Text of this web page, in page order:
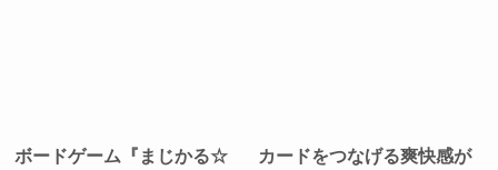
ボードゲーム『まじかる☆
カードをつなげる爽快感が